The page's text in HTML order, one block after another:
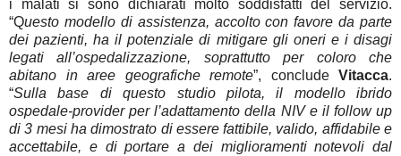
i malati si sono dichiarati molto soddisfatti del servizio.
“Questo modello di assistenza, accolto con favore da parte
dei pazienti, ha il potenziale di mitigare gli oneri e i disagi
legati all’ospedalizzazione, soprattutto per coloro che
abitano in aree geografiche remote”, conclude Vitacca.
“Sulla base di questo studio pilota, il modello ibrido
ospedale-provider per l’adattamento della NIV e il follow up
di 3 mesi ha dimostrato di essere fattibile, valido, affidabile e
accettabile, e di portare a dei miglioramenti notevoli dal